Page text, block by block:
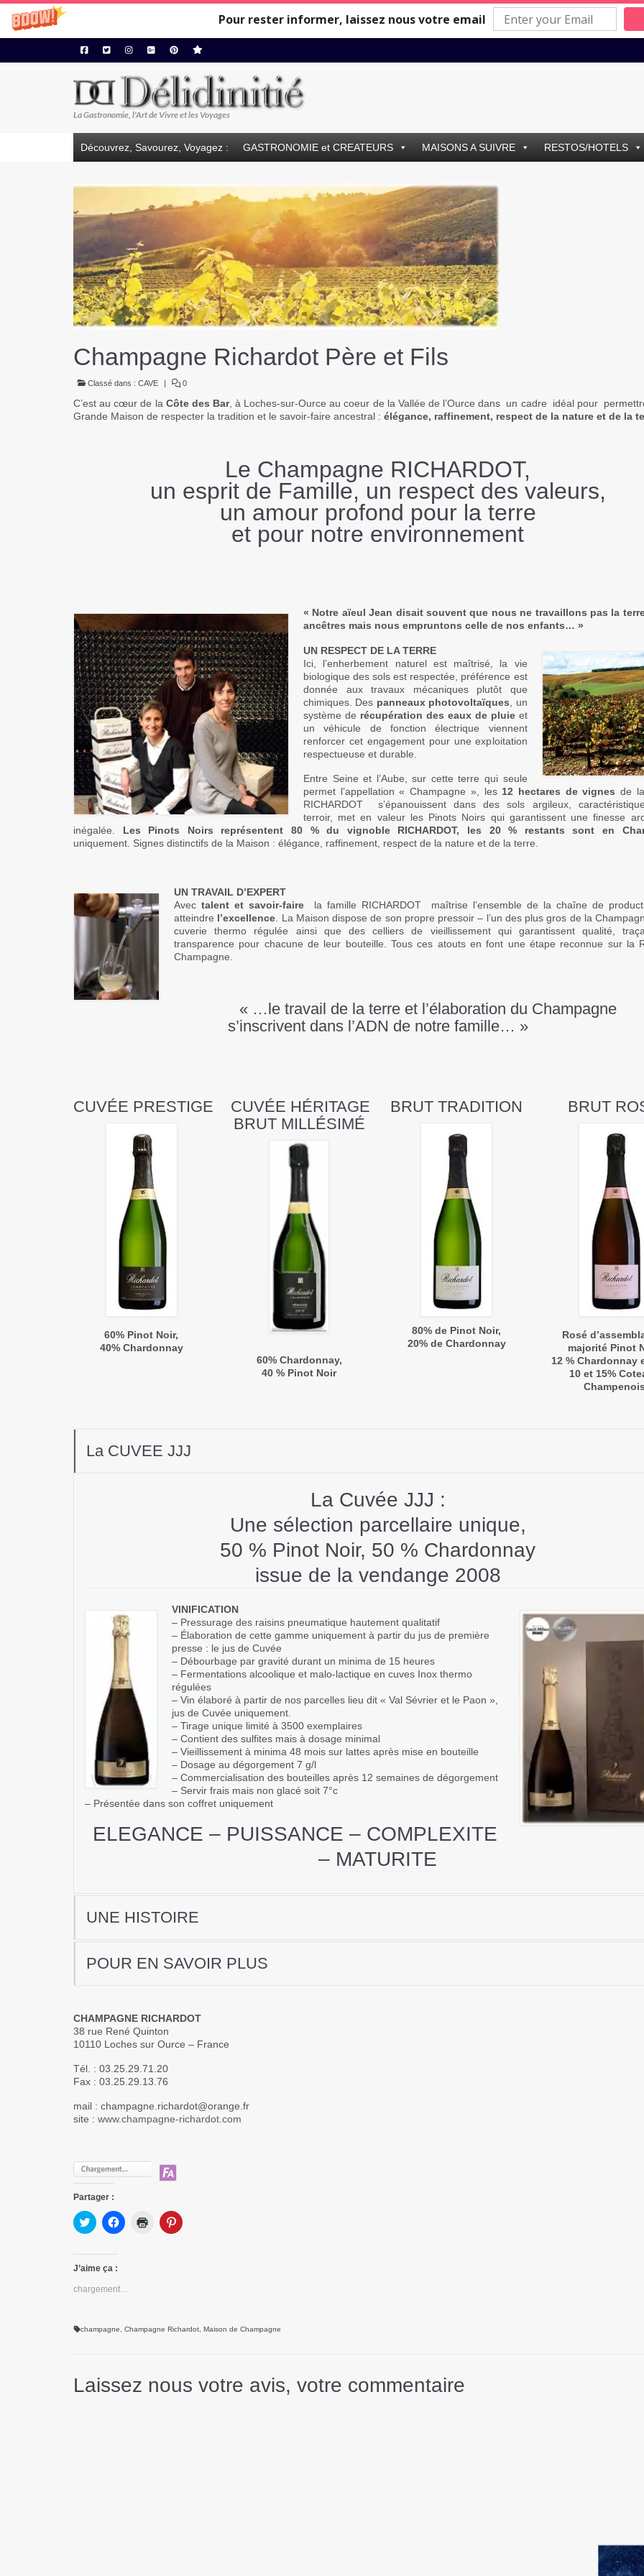
Pour rester informer, laissez nous votre email
La Gastronomie, l'Art de Vivre et les Voyages
Découvrez, Savourez, Voyagez : GASTRONOMIE et CREATEURS MAISONS A SUIVRE RESTOS/HOTELS
Champagne Richardot Père et Fils
Classé dans : CAVE | 0
C’est au cœur de la Côte des Bar, à Loches-sur-Ource au coeur de la Vallée de l’Ource dans un cadre idéal pour
Grande Maison de respecter la tradition et le savoir-faire ancestral : élégance, raffinement, respect de la nature et de la
Le Champagne RICHARDOT,
un esprit de Famille, un respect des valeurs,
un amour profond pour la terre
et pour notre environnement
« Notre aïeul Jean disait souvent que nous ne travaillons pas la
ancêtres mais nous empruntons celle de nos enfants… »
UN RESPECT DE LA TERRE
Ici, l’enherbement naturel est maîtrisé, la vie
biologique des sols est respectée, préférence est
donnée aux travaux mécaniques plutôt que
chimiques. Des panneaux photovoltaïques , un
système de récupération des eaux de pluieet
un véhicule de fonction électrique viennent
renforcer cet engagement pour une exploitation
respectueuse et durable.
Entre Seine et l’Aube, sur cette terre qui seule
permet l’appellation « Champagne », les 12 hectares de vignes de
RICHARDOT s’épanouissent dans des sols argileux,
terroir, met en valeur les Pinots Noirs qui garantissent une finesse
inégalée. Les Pinots Noirs représentent 80 % du vignoble RICHARDOT, les 20 % restants sont en
uniquement. Signes distinctifs de la Maison : élégance, raffinement, respect de la nature et de la terre.
UN TRAVAIL D’EXPERT
Avec talent et savoir-fairela famille RICHARDOT maîtrise l’ensemble de la chaîne de
atteindre l’excellence . La Maison dispose de son propre pressoir – l’un des plus gros de la
cuverie thermo régulée ainsi que des celliers de vieillissement qui garantissent qualité,
transparence pour chacune de leur bouteille. Tous ces atouts en font une étape reconnue sur la
Champagne.
« …le travail de la terre et l’élaboration du Champagne
s’inscrivent dans l’ADN de notre famille… »
CUVÉE PRESTIGE
60% Pinot Noir,
40% Chardonnay
CUVÉE HÉRITAGE
BRUT MILLÉSIMÉ
60% Chardonnay,
40 % Pinot Noir
BRUT TRADITION
80% de Pinot Noir,
20% de Chardonnay
BRUT
Rosé
majorité Pinot
12 % Chardonnay
10 et 15%
La CUVEE JJJ
La Cuvée JJJ :
Une sélection parcellaire unique,
50 % Pinot Noir, 50 % Chardonnay
issue de la vendange 2008
VINIFICATION
– Pressurage des raisins pneumatique hautement qualitatif
– Élaboration de cette gamme uniquement à partir du jus de première
presse : le jus de Cuvée
– Débourbage par gravité durant un minima de 15 heures
– Fermentations alcoolique et malo-lactique en cuves Inox thermo
régulées
– Vin élaboré à partir de nos parcelles lieu dit « Val Sévrier et le Paon »,
jus de Cuvée uniquement.
– Tirage unique limité à 3500 exemplaires
– Contient des sulfites mais à dosage minimal
– Vieillissement à minima 48 mois sur lattes après mise en bouteille
– Dosage au dégorgement 7 g/l
– Commercialisation des bouteilles après 12 semaines de dégorgement
– Servir frais mais non glacé soit 7°c
– Présentée dans son coffret uniquement
ELEGANCE – PUISSANCE – COMPLEXITE
– MATURITE
UNE HISTOIRE
POUR EN SAVOIR PLUS
CHAMPAGNE RICHARDOT
38 rue René Quinton
10110 Loches sur Ource – France
Tél. : 03.25.29.71.20
Fax : 03.25.29.13.76
mail : champagne.richardot@orange.fr
site : www.champagne-richardot.com
Partager :
Cliquez
pour
Twitter(ouvre
dans
une
nouvelle
fenêtre)
Cliquez
pour
fenêtre)
Cliquer
pour
Cliquez
pour
J’aime ça :
chargement…
champagne, Champagne Richardot, Maison de Champagne
Laissez nous votre avis, votre commentaire